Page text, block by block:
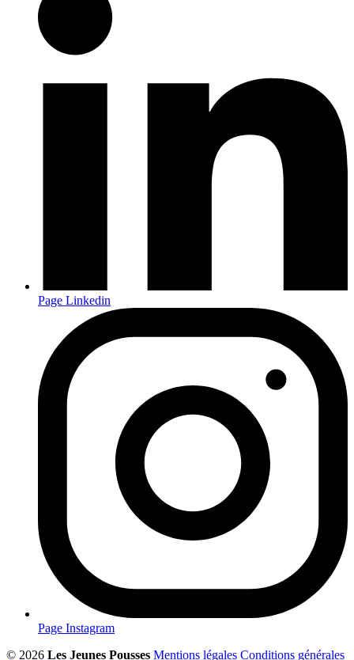
Page Linkedin
Page Instagram
© 2026 Les Jeunes Pousses Mentions légales Conditions générales